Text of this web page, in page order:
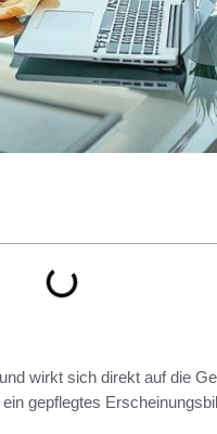
wirkt sich direkt auf die
gepflegtes